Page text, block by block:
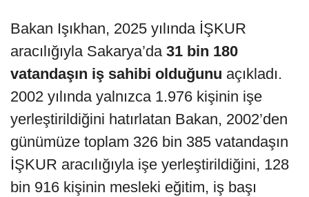
Bakan Işıkhan, 2025 yılında İŞKUR
aracılığıyla Sakarya’da 31 bin 180
vatandaşın iş sahibi olduğunu açıkladı.
2002 yılında yalnızca 1.976 kişinin işe
yerleştirildiğini hatırlatan Bakan, 2002’den
günümüze toplam 326 bin 385 vatandaşın
İŞKUR aracılığıyla işe yerleştirildiğini, 128
bin 916 kişinin mesleki eğitim, iş başı